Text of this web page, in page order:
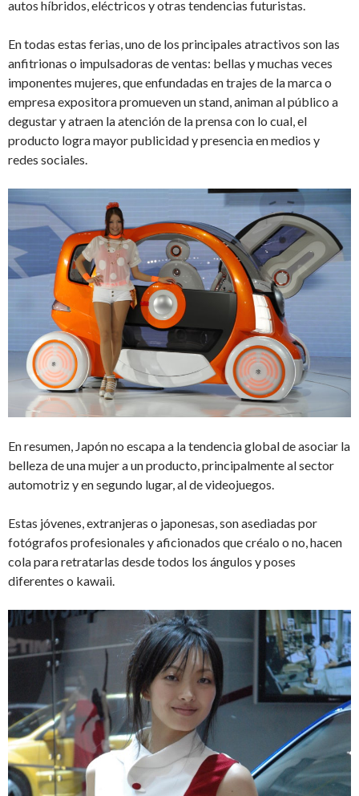
autos híbridos, eléctricos y otras tendencias futuristas.
En todas estas ferias, uno de los principales atractivos son las
anfitrionas o impulsadoras de ventas: bellas y muchas veces
imponentes mujeres, que enfundadas en trajes de la marca o
empresa expositora promueven un stand, animan al público a
degustar y atraen la atención de la prensa con lo cual, el
producto logra mayor publicidad y presencia en medios y
redes sociales.
En resumen, Japón no escapa a la tendencia global de asociar la
belleza de una mujer a un producto, principalmente al sector
automotriz y en segundo lugar, al de videojuegos.
Estas jóvenes, extranjeras o japonesas, son asediadas por
fotógrafos profesionales y aficionados que créalo o no, hacen
cola para retratarlas desde todos los ángulos y poses
diferentes o kawaii.